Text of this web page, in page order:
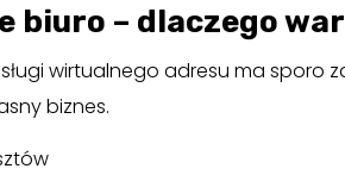
biuro – dlaczego
wirtualnego adresu ma sporo
biznes.